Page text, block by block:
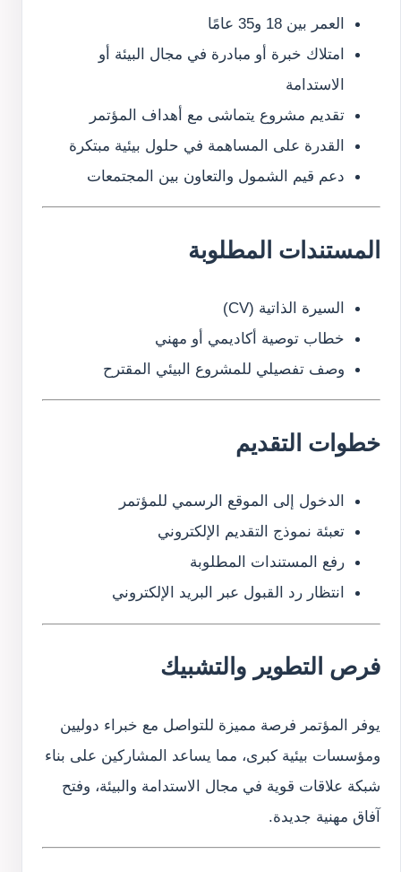
العمر بين 18 و35 عامًا
امتلاك خبرة أو مبادرة في مجال البيئة أو
الاستدامة
تقديم مشروع يتماشى مع أهداف المؤتمر
القدرة على المساهمة في حلول بيئية مبتكرة
دعم قيم الشمول والتعاون بين المجتمعات
المستندات المطلوبة
السيرة الذاتية (CV)
خطاب توصية أكاديمي أو مهني
وصف تفصيلي للمشروع البيئي المقترح
خطوات التقديم
الدخول إلى الموقع الرسمي للمؤتمر
تعبئة نموذج التقديم الإلكتروني
رفع المستندات المطلوبة
انتظار رد القبول عبر البريد الإلكتروني
فرص التطوير والتشبيك
يوفر المؤتمر فرصة مميزة للتواصل مع خبراء دوليين
ومؤسسات بيئية كبرى، مما يساعد المشاركين على بناء
شبكة علاقات قوية في مجال الاستدامة والبيئة، وفتح
آفاق مهنية جديدة.